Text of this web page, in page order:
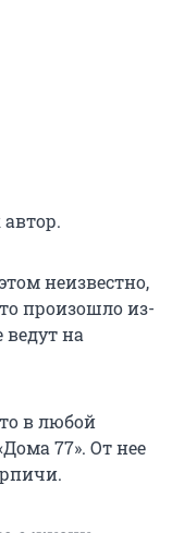
неизвестно,
произошло из-
ведут на
в любой
77». От нее